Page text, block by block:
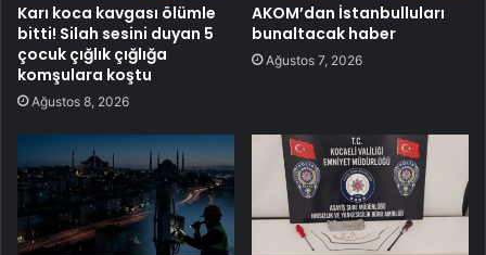
Karı koca kavgası ölümle
bitti! Silah sesini duyan 5
çocuk çığlık çığlığa
komşulara koştu
Ağustos 8, 2026
AKOM’dan İstanbulluları
bunaltacak haber
Ağustos 7, 2026